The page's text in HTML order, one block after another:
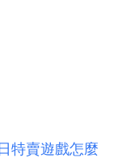
特賣遊戲怎麼